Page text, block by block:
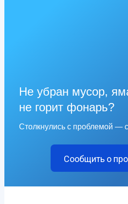
Не убран мусор,
не горит фонарь?
Столкнулись с проблемой —
Сообщить о